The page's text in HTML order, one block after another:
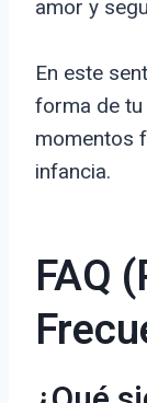
amor y
En este
forma de
momentos
infancia.
FAQ